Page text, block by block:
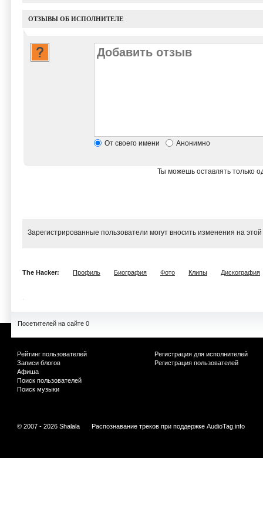
ОТЗЫВЫ ОБ ИСПОЛНИТЕЛЕ
От своего имени Анонимно
Ты можешь оставлять только
Зарегистрированные пользователи могут вносить изменения на
The Hacker: Профиль Биография Фото Клипы Дискография
Посетителей на сайте 0
Рейтинг пользователей
Записи блогов
Афиша
Поиск пользователей
Поиск музыки
Регистрация для исполнителей
Регистрация пользователей
© 2007 - 2026 Shalala Распознавание треков при поддержке AudioTag.info